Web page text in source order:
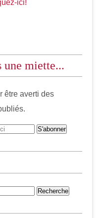
ici!
une miette...
être averti des